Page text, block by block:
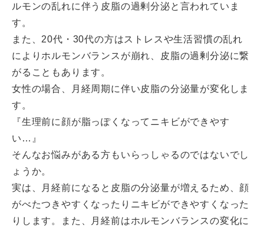
ルモンの乱れに伴う皮脂の過剰分泌と言われていま
す。
また、20代・30代の方はストレスや生活習慣の乱れ
によりホルモンバランスが崩れ、皮脂の過剰分泌に繋
がることもあります。
女性の場合、月経周期に伴い皮脂の分泌量が変化しま
す。
『生理前に顔が脂っぽくなってニキビができやす
い…』
そんなお悩みがある方もいらっしゃるのではないでし
ょうか。
実は、月経前になると皮脂の分泌量が増えるため、顔
がべたつきやすくなったりニキビができやすくなった
りします。また、月経前はホルモンバランスの変化に